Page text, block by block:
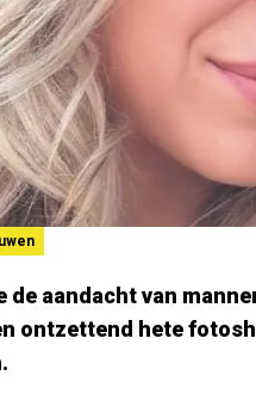
de aandacht van
ontzettend hete